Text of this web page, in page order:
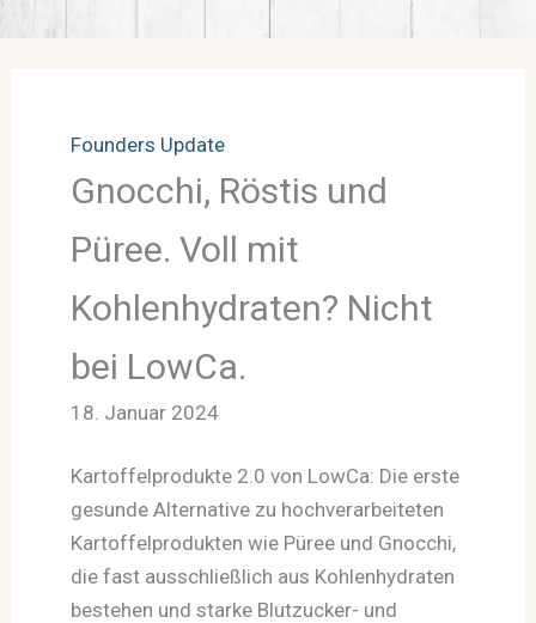
Founders Update
Gnocchi, Röstis und
Püree. Voll mit
Kohlenhydraten? Nicht
bei LowCa.
18. Januar 2024
Kartoffelprodukte 2.0 von LowCa: Die erste
gesunde Alternative zu hochverarbeiteten
Kartoffelprodukten wie Püree und Gnocchi,
die fast ausschließlich aus Kohlenhydraten
bestehen und starke Blutzucker- und